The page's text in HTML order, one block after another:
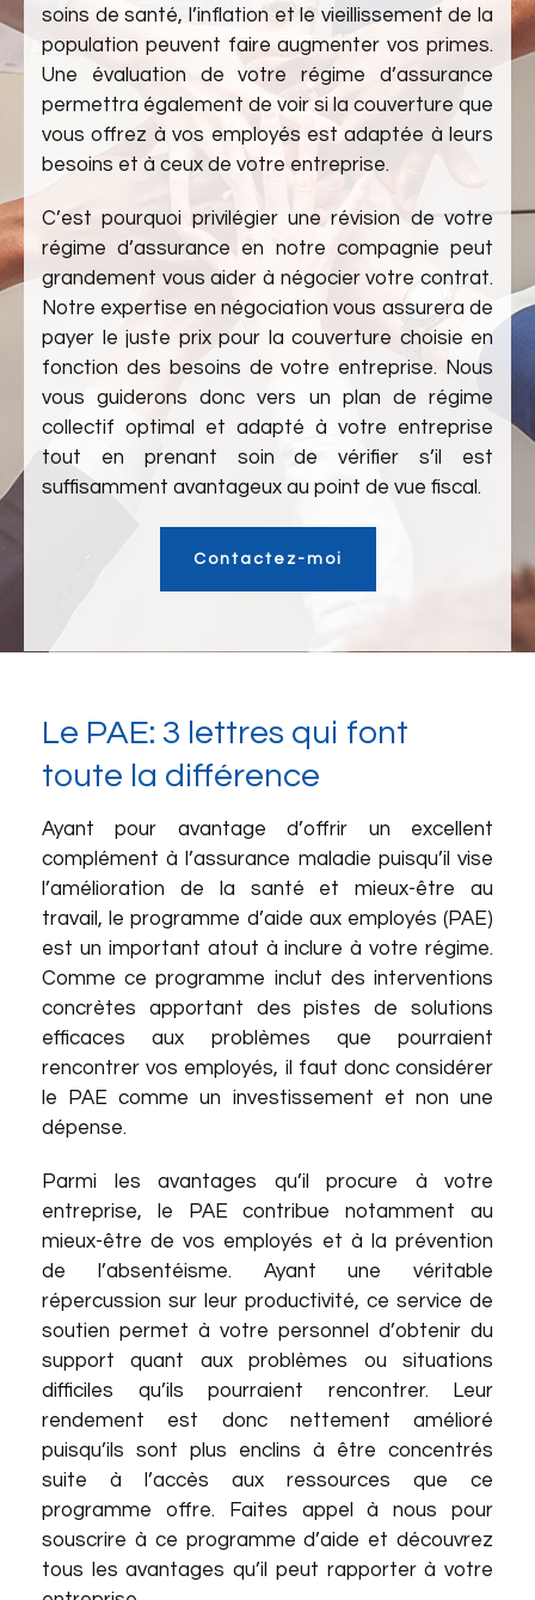
soins de santé, l’inflation et le vieillissement de la
population peuvent faire augmenter vos primes.
Une évaluation de votre régime d’assurance
permettra également de voir si la couverture que
vous offrez à vos employés est adaptée à leurs
besoins et à ceux de votre entreprise.
C’est pourquoi privilégier une révision de votre
régime d’assurance en notre compagnie peut
grandement vous aider à négocier votre contrat.
Notre expertise en négociation vous assurera de
payer le juste prix pour la couverture choisie en
fonction des besoins de votre entreprise. Nous
vous guiderons donc vers un plan de régime
collectif optimal et adapté à votre entreprise
tout en prenant soin de vérifier s’il est
suffisamment avantageux au point de vue fiscal.
Contactez-moi
Le PAE: 3 lettres qui font
toute la différence
Ayant pour avantage d’offrir un excellent
complément à l’assurance maladie puisqu’il vise
l’amélioration de la santé et mieux-être au
travail, le programme d’aide aux employés (PAE)
est un important atout à inclure à votre régime.
Comme ce programme inclut des interventions
concrètes apportant des pistes de solutions
efficaces aux problèmes que pourraient
rencontrer vos employés, il faut donc considérer
le PAE comme un investissement et non une
dépense.
Parmi les avantages qu’il procure à votre
entreprise, le PAE contribue notamment au
mieux-être de vos employés et à la prévention
de l’absentéisme. Ayant une véritable
répercussion sur leur productivité, ce service de
soutien permet à votre personnel d’obtenir du
support quant aux problèmes ou situations
difficiles qu’ils pourraient rencontrer. Leur
rendement est donc nettement amélioré
puisqu’ils sont plus enclins à être concentrés
suite à l’accès aux ressources que ce
programme offre. Faites appel à nous pour
souscrire à ce programme d’aide et découvrez
tous les avantages qu’il peut rapporter à votre